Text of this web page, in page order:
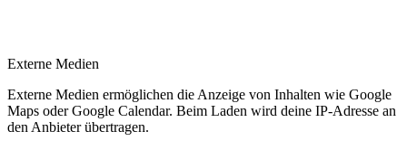
Externe Medien
Externe Medien ermöglichen die Anzeige von Inhalten wie Google
Maps oder Google Calendar. Beim Laden wird deine IP-Adresse an
den Anbieter übertragen.